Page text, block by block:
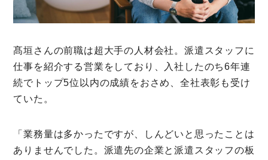
髙垣さんの前職は超大手の人材会社。派遣スタッフに
仕事を紹介する営業をしており、入社したのち6年連
続でトップ5位以内の成績をおさめ、全社表彰も受け
ていた。
「業務量は多かったですが、しんどいと思ったことは
ありませんでした。派遣先の企業と派遣スタッフの板